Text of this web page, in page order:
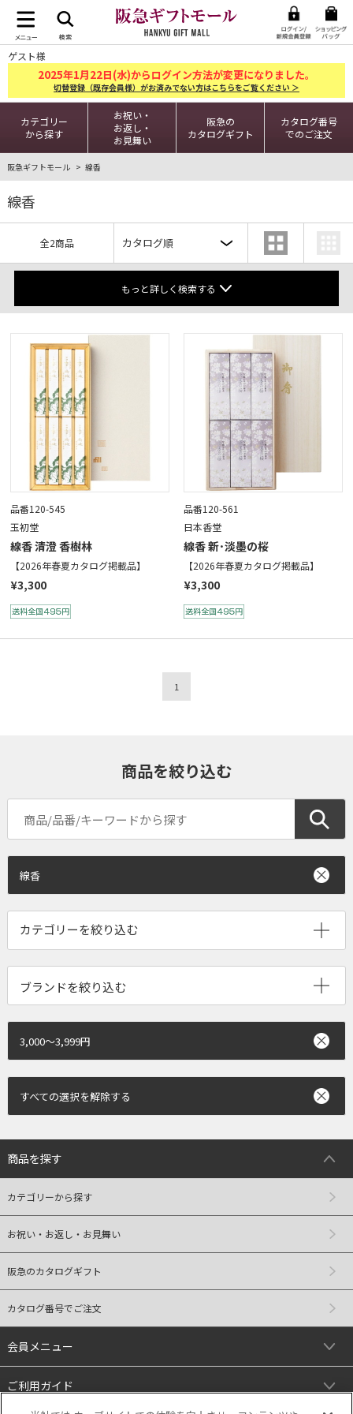
ゲスト様
2025年1月22日(水)からログイン方法が変更になりました。
切替登録（既存会員様）がお済みでない方はこちらをご覧ください ＞
カテゴリー
から探す
お祝い・
お返し・
お見舞い
阪急の
カタログギフト
カタログ番号
でのご注文
阪急ギフトモール 線香
線香
全2商品
もっと詳しく検索する
品番120-545
玉初堂
線香 清澄 香樹林
【2026年春夏カタログ掲載品】
¥3,300
品番120-561
日本香堂
線香 新･淡墨の桜
【2026年春夏カタログ掲載品】
¥3,300
1
商品を絞り込む
線香
ブランドを絞り込む
3,000～3,999円
すべての選択を解除する
商品を探す
カテゴリーから探す
お祝い・お返し・お見舞い
阪急のカタログギフト
カタログ番号でご注文
会員メニュー
ご利用ガイド